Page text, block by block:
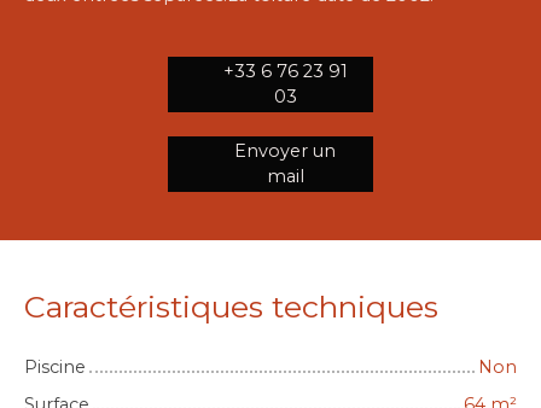
+33 6 76 23 91
03
Envoyer un
mail
Caractéristiques techniques
Piscine
Non